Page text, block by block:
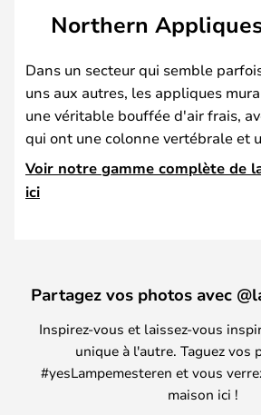
Northern
Dans un secteur qui semble
uns aux autres, les appliques
une véritable bouffée d'air frais,
qui ont une colonne vertébrale et
Voir notre gamme complète de
ici
Partagez vos photos avec
Inspirez-vous et laissez-vous
unique à l'autre. Taguez vos
#yesLampemesteren et vous
maison ici !